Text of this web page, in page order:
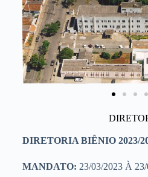
DIRETORIA BIÊNIO 2023/
MANDATO: 23/03/2023 À